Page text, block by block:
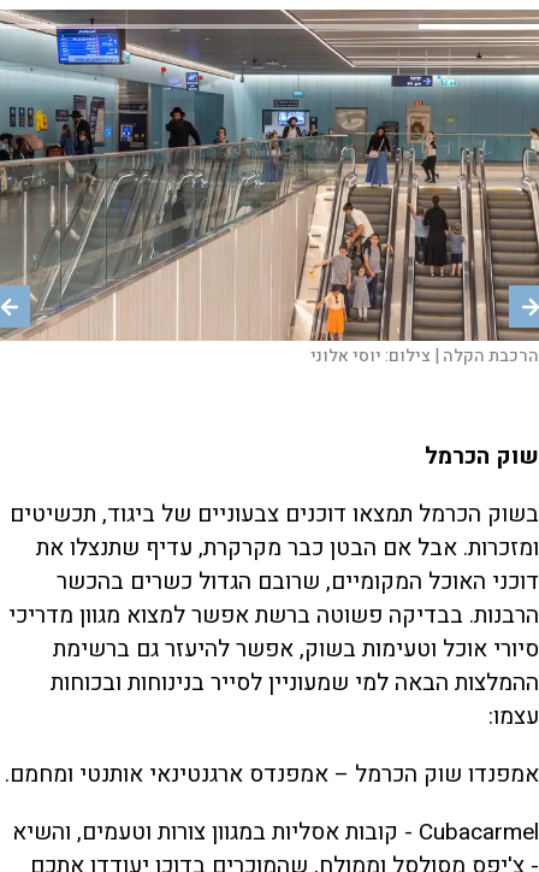
מוזיאון ארץ ישראל | צילום:יוסי אלוני הרכבת הקלה | צילום:יוסי אלוני מוזיאון ארץ ישראל | צילום:יוסי אלוני
שוק הכרמל
בשוק הכרמל תמצאו דוכנים צבעוניים של ביגוד, תכשיטים
ומזכרות. אבל אם הבטן כבר מקרקרת, עדיף שתנצלו את
דוכני האוכל המקומיים, שרובם הגדול כשרים בהכשר
הרבנות. בבדיקה פשוטה ברשת אפשר למצוא מגוון מדריכי
סיורי אוכל וטעימות בשוק, אפשר להיעזר גם ברשימת
ההמלצות הבאה למי שמעוניין לסייר בנינוחות ובכוחות
עצמו:
אמפנדו שוק הכרמל – אמפנדס ארגנטינאי אותנטי ומחמם.
Cubacarmel - קובות אסליות במגוון צורות וטעמים, והשיא